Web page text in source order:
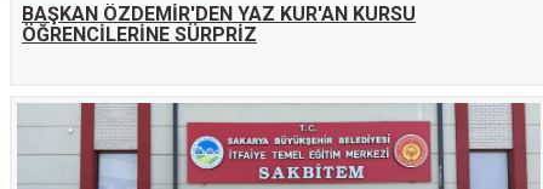
BAŞKAN ÖZDEMİR'DEN YAZ KUR'AN KURSU
ÖĞRENCİLERİNE SÜRPRİZ